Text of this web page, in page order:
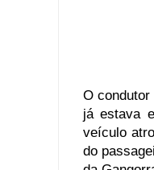
O
já estava
veículo
do